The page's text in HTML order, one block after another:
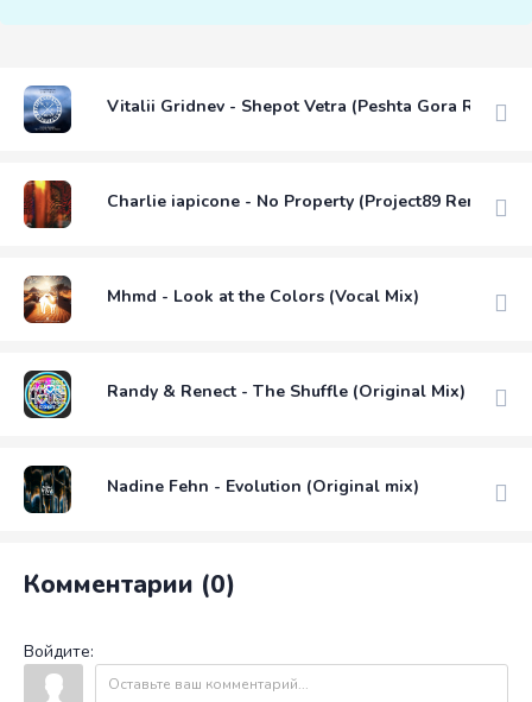
Vitalii Gridnev - Shepot Vetra (Peshta Gora Remix)
Charlie iapicone - No Property (Project89 Remix)
Mhmd - Look at the Colors (Vocal Mix)
Randy & Renect - The Shuffle (Original Mix)
Nadine Fehn - Evolution (Original mix)
Комментарии (0)
Войдите: